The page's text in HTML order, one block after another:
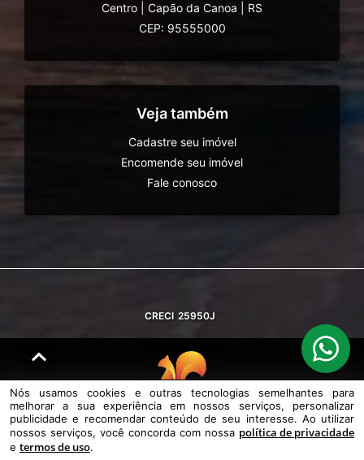
Centro
Capão da Canoa
RS
CEP: 95555000
Veja também
Cadastre seu imóvel
Encomende seu imóvel
Fale conosco
CRECI 25950J
© DESENVOLVIDO PELAAGIL.NET
Nós usamos cookies e outras tecnologias semelhantes para melhorar a
sua experiência em nossos serviços, personalizar publicidade e
Nós usamos cookies e outras tecnologias semelhantes para
melhorar a sua experiência em nossos serviços, personalizar
publicidade e recomendar conteúdo de seu interesse. Ao utilizar
nossos serviços, você concorda com nossa política de privacidade
e termos de uso.